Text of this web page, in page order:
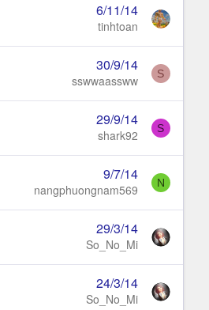
6/11/14
tinhtoan
30/9/14
sswwaassww S
29/9/14
shark92 S
9/7/14
nangphuongnam569 N
29/3/14
So_No_Mi
24/3/14
So_No_Mi